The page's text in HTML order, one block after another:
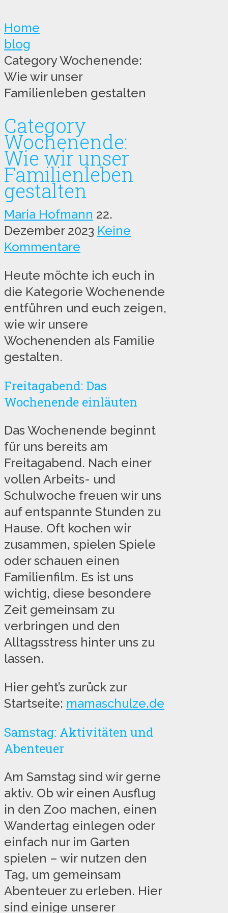
Home
blog
Category Wochenende:
Wie wir unser
Familienleben gestalten
Category
Wochenende:
Wie wir unser
Familienleben
gestalten
Maria Hofmann 22.
Dezember 2023 Keine
Kommentare
Heute möchte ich euch in
die Kategorie Wochenende
entführen und euch zeigen,
wie wir unsere
Wochenenden als Familie
gestalten.
Freitagabend: Das
Wochenende einläuten
Das Wochenende beginnt
für uns bereits am
Freitagabend. Nach einer
vollen Arbeits- und
Schulwoche freuen wir uns
auf entspannte Stunden zu
Hause. Oft kochen wir
zusammen, spielen Spiele
oder schauen einen
Familienfilm. Es ist uns
wichtig, diese besondere
Zeit gemeinsam zu
verbringen und den
Alltagsstress hinter uns zu
lassen.
Hier geht’s zurück zur
Startseite: mamaschulze.de
Samstag: Aktivitäten und
Abenteuer
Am Samstag sind wir gerne
aktiv. Ob wir einen Ausflug
in den Zoo machen, einen
Wandertag einlegen oder
einfach nur im Garten
spielen – wir nutzen den
Tag, um gemeinsam
Abenteuer zu erleben. Hier
sind einige unserer